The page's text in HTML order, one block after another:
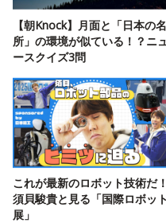
【朝Knock】月面と「日本の名
所」の環境が似ている！？ニ
ースクイズ3問
これが最新のロボット技術だ！
須貝駿貴と見る「国際ロボット
展」